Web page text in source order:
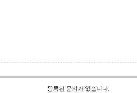
등록된 문의가 없습니다.